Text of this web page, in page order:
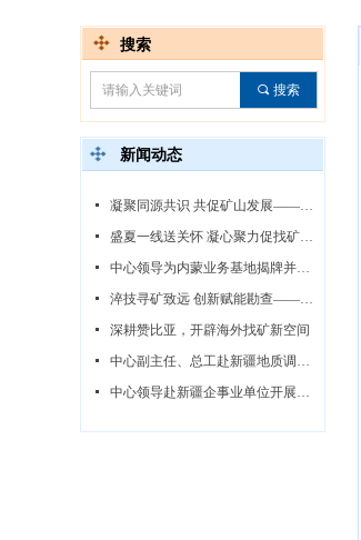
搜索
끠 搜索
넷 凝聚同源共识 共促矿山发展——中心领导赴白音诺尔矿区调研指导
넷 盛夏一线送关怀 凝心聚力促找矿——中心领导赴线沟-王台子金矿勘查项目慰问调研指导工作
넷 中心领导为内蒙业务基地揭牌并同步开展调研指导系列活动
넷 淬技寻矿致远 创新赋能勘查——中心赞比亚无人机航磁攻坚队纪实
넷 深耕赞比亚，开辟海外找矿新空间
넷 中心副主任、总工赴新疆地质调查所开展调研指导
넷 中心领导赴新疆企事业单位开展座谈交流
新闻动态